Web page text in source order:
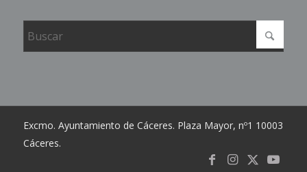
Excmo. Ayuntamiento de Cáceres. Plaza Mayor, nº1 10003
Cáceres.